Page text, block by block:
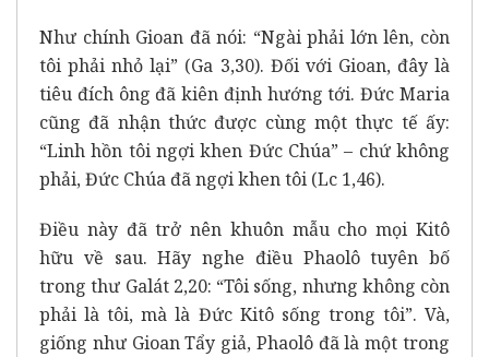
Như chính Gioan đã nói: “Ngài phải lớn lên, còn
tôi phải nhỏ lại” (Ga 3,30). Đối với Gioan, đây là
tiêu đích ông đã kiên định hướng tới. Đức Maria
cũng đã nhận thức được cùng một thực tế ấy:
“Linh hồn tôi ngợi khen Đức Chúa” – chứ không
phải, Đức Chúa đã ngợi khen tôi (Lc 1,46).
Điều này đã trở nên khuôn mẫu cho mọi Kitô
hữu về sau. Hãy nghe điều Phaolô tuyên bố
trong thư Galát 2,20: “Tôi sống, nhưng không còn
phải là tôi, mà là Đức Kitô sống trong tôi”. Và,
giống như Gioan Tẩy giả, Phaolô đã là một trong